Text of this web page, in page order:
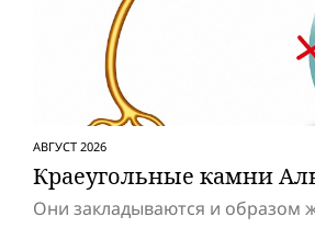
АВГУСТ 2026
Краеугольные камни
Они закладываются и образом